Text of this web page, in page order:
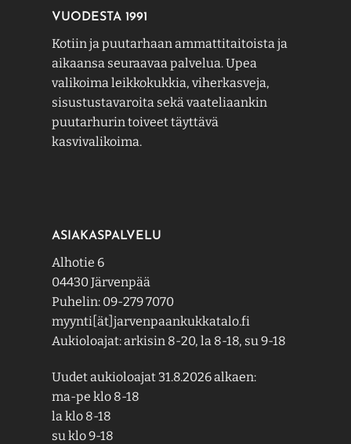
VUODESTA 1991
Kotiin ja puutarhaan ammattitaitoista ja
aikaansa seuraavaa palvelua. Upea
valikoima leikkokukkia, viherkasveja,
sisustustavaroita sekä vaateliaankin
puutarhurin toiveet täyttävä
kasvivalikoima.
ASIAKASPALVELU
Alhotie 6
04430 Järvenpää
Puhelin: 09-279 7070
myynti[ät]jarvenpaankukkatalo.fi
Aukioloajat: arkisin 8-20, la 8-18, su 9-18
Uudet aukioloajat 31.8.2026 alkaen:
ma-pe klo 8-18
la klo 8-18
su klo 9-18